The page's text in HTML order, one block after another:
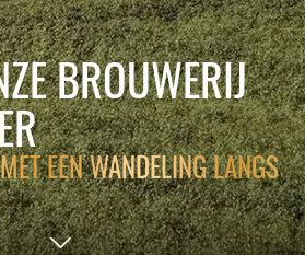
BROUWERIJ
EEN WANDELING LANGS